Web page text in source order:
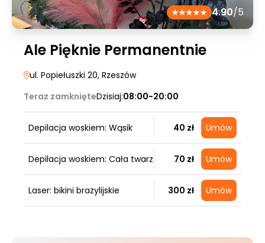
4.90/5
Ale Pięknie Permanentnie
ul. Popiełuszki 20, Rzeszów
Teraz zamknięteDzisiaj:08:00-20:00
Depilacja woskiem: Wąsik 40 zł Umów
Depilacja woskiem: Cała twarz 70 zł Umów
Laser: bikini brazylijskie 300 zł Umów